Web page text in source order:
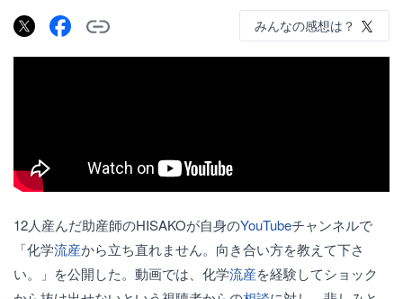
みんなの感想は？
12人産んだ助産師のHISAKOが自身のYouTubeチャンネルで
「化学流産から立ち直れません。向き合い方を教えて下さ
い。」を公開した。動画では、化学流産を経験してショック